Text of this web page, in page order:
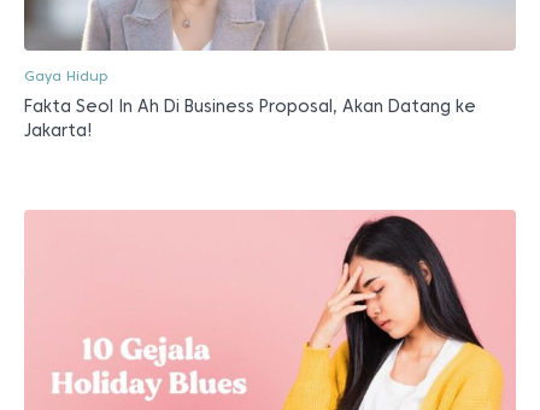
Gaya Hidup
Fakta Seol In Ah Di Business Proposal, Akan Datang ke
Jakarta!